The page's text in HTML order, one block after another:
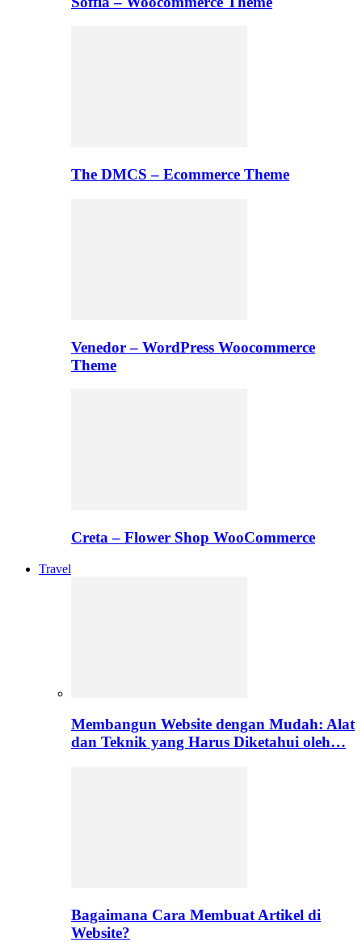
The DMCS – Ecommerce Theme
Venedor – WordPress Woocommerce
Theme
Creta – Flower Shop WooCommerce
Travel
Membangun Website dengan Mudah: Alat
dan Teknik yang Harus Diketahui oleh…
Bagaimana Cara Membuat Artikel di
Website?